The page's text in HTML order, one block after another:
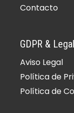
Contacto
GDPR & Legal
Aviso Legal
Política de
Política de